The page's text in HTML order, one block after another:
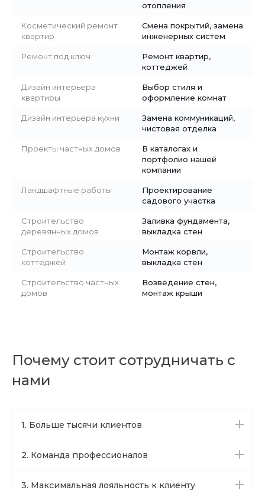
отопления
Косметический ремонт
квартир
Смена покрытий, замена
инженерных систем
Ремонт под ключ
Ремонт квартир,
коттеджей
Дизайн интерьера
квартиры
Выбор стиля и
оформление комнат
Дизайн интерьера кухни
Замена коммуникаций,
чистовая отделка
Проекты частных домов
В каталогах и
портфолио нашей
компании
Ландшафтные работы
Проектирование
садового участка
Строительство
деревянных домов
Заливка фундамента,
выкладка стен
Строительство
коттеджей
Монтаж корвли,
выкладка стен
Строительство частных
домов
Возведение стен,
монтаж крыши
Почему стоит сотрудничать с
нами
1. Больше тысячи клиентов
2. Команда профессионалов
3. Максимальная лояльность к клиенту